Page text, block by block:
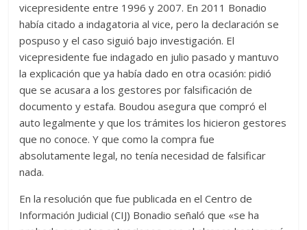
vicepresidente entre 1996 y 2007. En 2011 Bonadio
había citado a indagatoria al vice, pero la declaración se
pospuso y el caso siguió bajo investigación. El
vicepresidente fue indagado en julio pasado y mantuvo
la explicación que ya había dado en otra ocasión: pidió
que se acusara a los gestores por falsificación de
documento y estafa. Boudou asegura que compró el
auto legalmente y que los trámites los hicieron gestores
que no conoce. Y que como la compra fue
absolutamente legal, no tenía necesidad de falsificar
nada.
En la resolución que fue publicada en el Centro de
Información Judicial (CIJ) Bonadio señaló que «se ha